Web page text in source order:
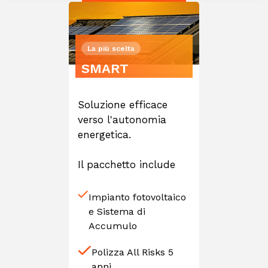
La più scelta
SMART
Soluzione efficace
verso l'autonomia
energetica.
Il pacchetto include
Impianto fotovoltaico
e Sistema di
Accumulo
Polizza All Risks 5